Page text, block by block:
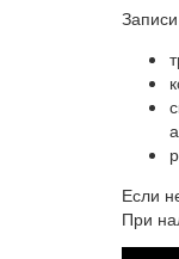
Если
При